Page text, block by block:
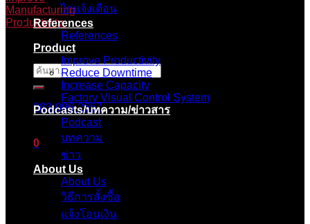
ค้นหา:
083-096-2657
0
ตะกร้าสินค้า
ไม่มีสินค้าในตะกร้า
ไก่แจ้งเตือน
References
References
Product
Improve Productivity
Reduce Downtime
Increase Capacity
Factory Visual Control System
Podcasts/บทความ/ข่าวสาร
Podcast
บทความ
ข่าว
About Us
About Us
วิธีการสั้งซื้อ
แจ้งโอนเงิน